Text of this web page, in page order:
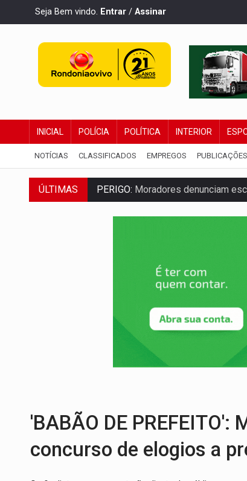
Seja Bem vindo. Entrar / Assinar
INICIAL POLÍCIA POLÍTICA INTERIOR
NOTÍCIAS CLASSIFICADOS EMPREGOS
ÚLTIMAS PERIGO: Moradores denunciam
COLIGAÇÃO:Reabertura de ação
CLUBE DOS R$ 00,00: 21
Ouro Preto do Oeste
DESENVOLVIMENTO:Ideb avança
VULGO 'UNIÃO':Chefe de facção
Publicação Legal: CONVOCAÇÃO
'BABÃO DE
concurso de elogios a